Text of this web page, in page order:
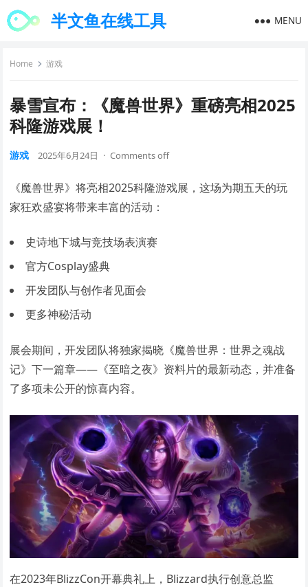
半文鱼在线工具 MENU
Home 游戏
暴雪宣布：《魔兽世界》重磅亮相2025
科隆游戏展！
游戏 2025年6月24日 · Comments off
《魔兽世界》将亮相2025科隆游戏展，这场为期五天的玩
家狂欢盛宴将带来丰富的活动：
史诗地下城与竞技场表演赛
官方Cosplay盛典
开发团队与创作者见面会
更多神秘活动
展会期间，开发团队将独家揭晓《魔兽世界：世界之魂战
记》下一篇章——《至暗之夜》资料片的最新动态，并准备
了多项未公开的惊喜内容。
在2023年BlizzCon开幕典礼上，Blizzard执行创意总监